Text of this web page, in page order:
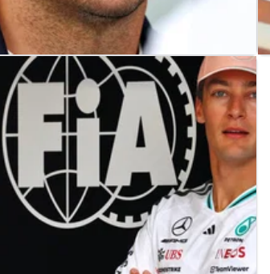
NEWS 06/05/26
Sainz Mengkritik Manuver Agresif
Verstappen di Grand Prix Miami
Carlos Sainz tidak senang dengan gaya balap
agresif Max Verstappen di Grand Prix Miami.